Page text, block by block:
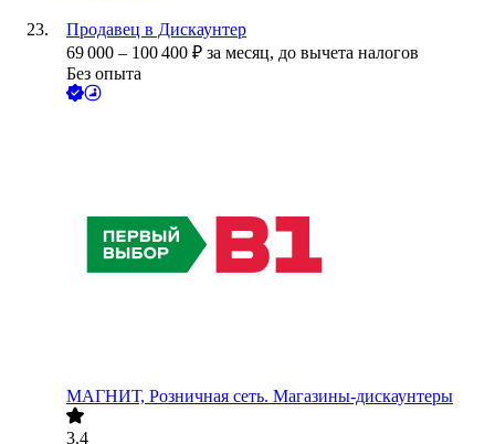
Продавец в Дискаунтер
69 000 – 100 400 ₽ за месяц, до вычета налогов
Без опыта
МАГНИТ, Розничная сеть. Магазины-дискаунтеры
3.4